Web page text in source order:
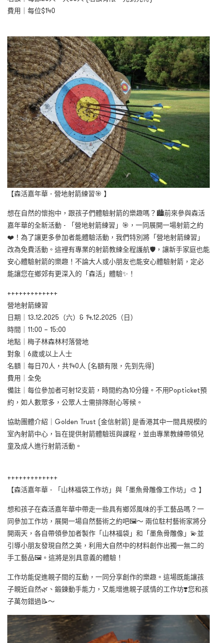
費用｜每位$140
【森活嘉年華 - 營地射箭練習🎯 】
想在自然的懷抱中，跟孩子們體驗射箭的樂趣嗎？🏙️前來參與森活
嘉年華的全新活動 - 「營地射箭練習」🎯，一同展開一場射箭之約
❤️！​為了讓更多參加者能體驗活動，我們特別將「營地射箭練習」
改為免費活動。這裡有專業的射箭教練全程護航🛡️，讓新手家庭也能
安心體驗射箭的樂趣！不論大人或小朋友也能安心體驗射箭，定必
能讓您在鄉郊有更深入的「森活」體驗✨！
+++++++++++++
營地射箭練習
日期｜13.12.2025（六）& 14.12.2025（日）
時間｜11:00 – 15:00
地點｜梅子林森林村落營地
對象｜ 6歲或以上人士
名額｜每日70人，共140人 (名額有限，先到先得)
費用｜全免
備註｜每位參加者可射12支箭，時間約為10分鐘。不用Popticket預
約，如人數眾多，公眾人士需排隊耐心等候。
協助團體介紹｜Golden Trust (金信射箭) 是香港其中一間具規模的
室內射箭中心，旨在提供射箭體驗班與課程，並由專業教練帶領兒
童及成人進行射箭活動。
+++++++++++++
【森活嘉年華 - 「山林福袋工作坊」與「墨魚骨雕像工作坊」🎨 】
想和孩子在森活嘉年華中帶走一些具有鄉郊風味的手工藝品嗎？一
同參加工作坊，展開一場自然藝術之約吧🖼️～ 兩位駐村藝術家將分
開兩天，各自帶領參加者製作「山林福袋」和「墨魚骨雕像」💫並
引導小朋友發現自然之美，利用大自然中的材料創作出獨一無二的
手工藝品🖼️。這將是別具意義的體驗！
工作坊能促進親子間的互動，一同分享創作的樂趣。這場既能讓孩
子親近自然🌿、鍛鍊動手能力，又能增進親子感情的工作坊❣️您和孩
子萬勿錯過📝～